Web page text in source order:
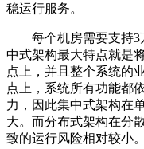
稳运行服务。
每个机房需要支持3
中式架构最大特点就是
点上，并且整个系统的
点上，系统所有功能都
力，因此集中式架构在
大。而分布式架构在分
致的运行风险相对较小。